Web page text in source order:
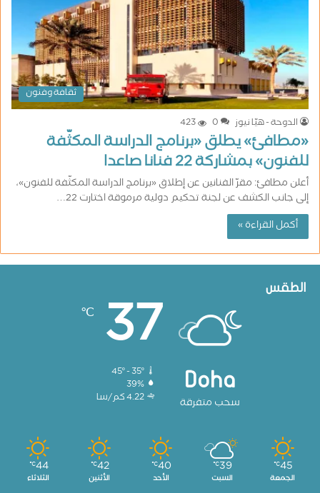
ثقافة وفنون
الدوحة - هيّا نيوز
0
423
«مطافئ» يطلق «برنامج الدراسة المكثّفة
للفنون» بمشاركة 22 فنانا صاعدا
أعلن مطافئ: مقرّ الفنانين عن إطلاق «برنامج الدراسة المكثّفة للفنون»،
إلى جانب الكشف عن لجنة تحكيم دولية مرموقة اختارت 22…
أكمل القراءة »
الطقس
Doha
سحب متفرقة
37
℃
45º - 35º
39%
4.22 كم/سا
45
℃
الجمعة
39
℃
السبت
40
℃
الأحد
42
℃
الأثنين
44
℃
الثلاثاء